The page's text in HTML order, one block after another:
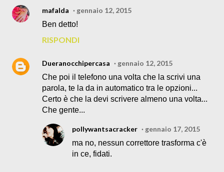
mafalda
gennaio 12, 2015
Ben detto!
RISPONDI
Dueranocchipercasa
gennaio 12, 2015
Che poi il telefono una volta che la scrivi una
parola, te la da in automatico tra le opzioni...
Certo è che la devi scrivere almeno una volta...
Che gente...
pollywantsacracker
gennaio 17, 2015
ma no, nessun correttore trasforma c'è
in ce, fidati.